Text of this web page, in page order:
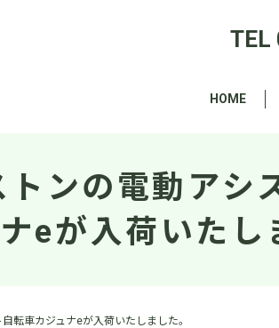
TEL
HOME
トンの電動アシ
eが入荷いたし
転車カジュナeが入荷いたしました。